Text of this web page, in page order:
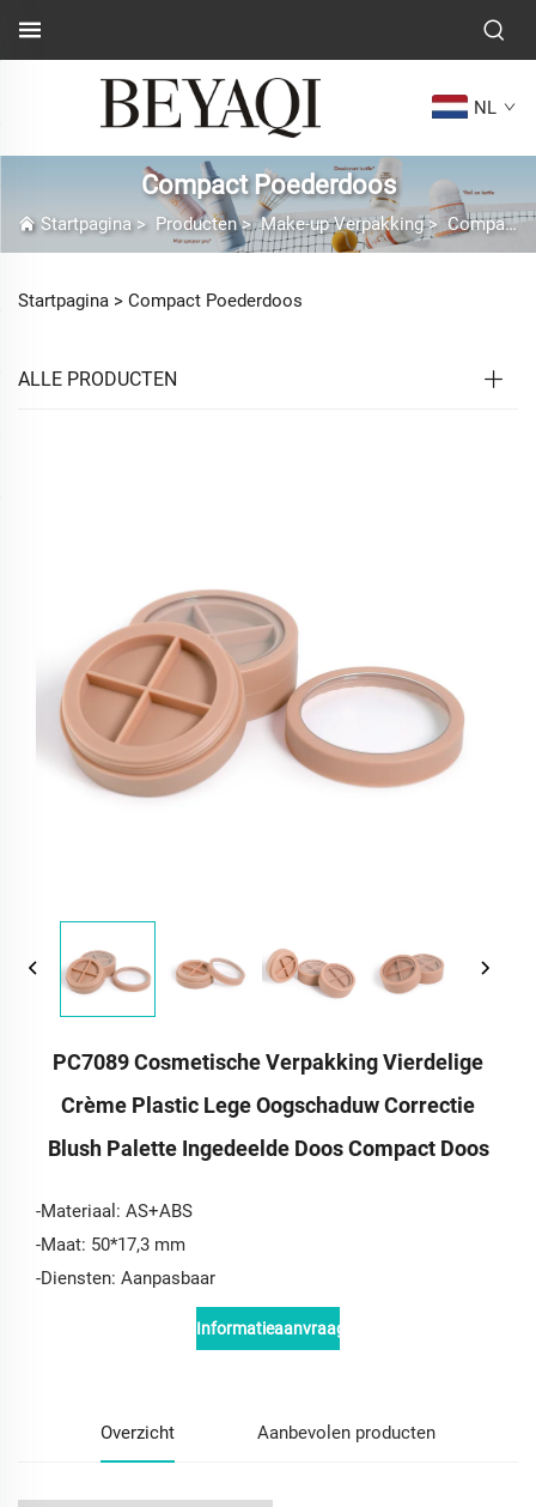
NL
Compact Poederdoos
Startpagina> Producten>Make-up Verpakking>Compact Poederdoos
Startpagina > Compact Poederdoos
ALLE PRODUCTEN
PC7089 Cosmetische Verpakking Vierdelige
Crème Plastic Lege Oogschaduw Correctie
Blush Palette Ingedeelde Doos Compact Doos
-Materiaal: AS+ABS
-Maat: 50*17,3 mm
-Diensten: Aanpasbaar
Informatieaanvraag
Overzicht Aanbevolen producten